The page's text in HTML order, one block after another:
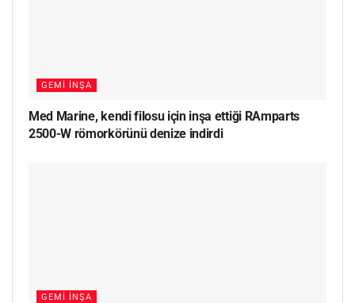
GEMI İNŞA
Med Marine, kendi filosu için inşa ettiği RAmparts
2500-W römorkörünü denize indirdi
GEMI İNŞA